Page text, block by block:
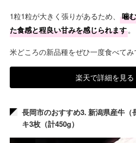
1粒1粒が大きく張りがあるため、
噛
た食感と程良い甘みを感じられます。
米どころの新品種をぜひ一度食べてみ
楽天で詳細を見る
長岡市のおすすめ3. 新潟県産牛（
キ3枚（計450g）